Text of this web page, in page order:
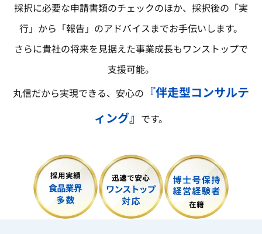
採択に必要な申請書類のチェックのほか、採択後の「実
行」から「報告」のアドバイスまでお手伝いします。
さらに貴社の将来を見据えた事業成長もワンストップで
支援可能。
丸信だから実現できる、安心の 『伴走型コンサルテ
ィング』 です。